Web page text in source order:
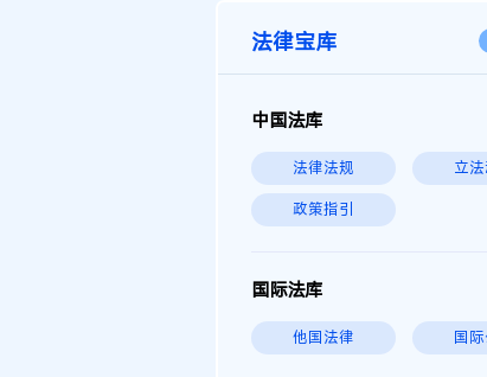
法律宝库
中国法库
法律法规 立
政策指引
国际法库
他国法律 国